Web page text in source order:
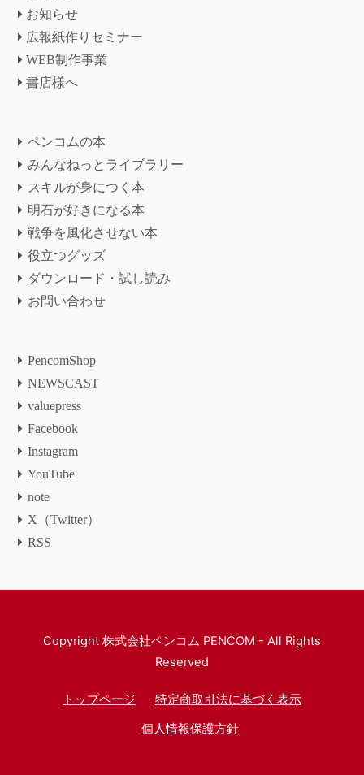
お知らせ
広報紙作りセミナー
WEB制作事業
書店様へ
ペンコムの本
みんなねっとライブラリー
スキルが身につく本
明石が好きになる本
戦争を風化させない本
役立つグッズ
ダウンロード・試し読み
お問い合わせ
PencomShop
NEWSCAST
valuepress
Facebook
Instagram
YouTube
note
X（Twitter）
RSS
Copyright 株式会社ペンコム PENCOM - All Rights
Reserved
トップページ
特定商取引法に基づく表示
個人情報保護方針